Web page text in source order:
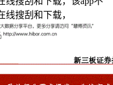
搜刮和下载，